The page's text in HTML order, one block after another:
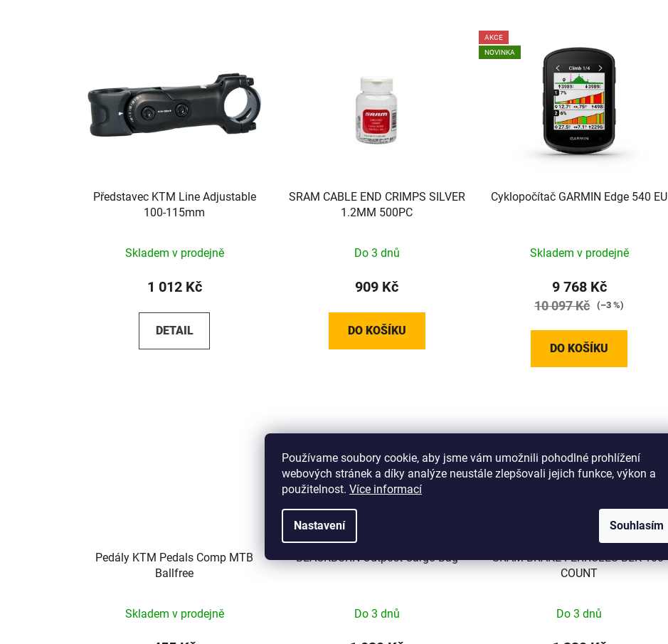
Používame soubory cookie, aby jsme vám umožnili pohodlné prohlížení
webových stránek a díky analýze neustále zlepšovali jejich funkce, výkon a
použitelnost. Více informací
Nastavení Souhlasím
Představec KTM Line Adjustable
100-115mm
Skladem v prodejně
1 012 Kč
DETAIL
SRAM CABLE END CRIMPS SILVER
1.2MM 500PC
Do 3 dnů
909 Kč
DO KOŠÍKU
AKCE
NOVINKA
Cyklopočítač GARMIN Edge 540 EU
Skladem v prodejně
9 768 Kč
10 097 Kč (–3 %)
DO KOŠÍKU
Pedály KTM Pedals Comp MTB
Ballfree
Skladem v prodejně
BLACKBURN Outpost Cargo Bag
Do 3 dnů
SRAM BRAKE FERRULES BLK 100-
COUNT
Do 3 dnů